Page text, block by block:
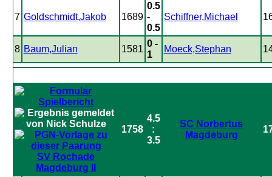
7 Goldschmidt,Jakob 1689
0.5
-
0.5
Schiffner,Michael
8 Baum,Julian 1581
0 -
1
Moeck,Stephan
SV Rochade
Magdeburg II
1758
4.5
:
3.5
SC Norbertus
Magdeburg